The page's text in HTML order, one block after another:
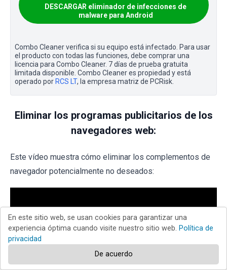
DESCARGAR eliminador de infecciones de
malware para Android
Combo Cleaner verifica si su equipo está infectado. Para usar
el producto con todas las funciones, debe comprar una
licencia para Combo Cleaner. 7 días de prueba gratuita
limitada disponible. Combo Cleaner es propiedad y está
operado por RCS LT, la empresa matriz de PCRisk.
Eliminar los programas publicitarios de los
navegadores web:
Este vídeo muestra cómo eliminar los complementos de
navegador potencialmente no deseados:
En este sitio web, se usan cookies para garantizar una
experiencia óptima cuando visite nuestro sitio web. Política de
privacidad
De acuerdo